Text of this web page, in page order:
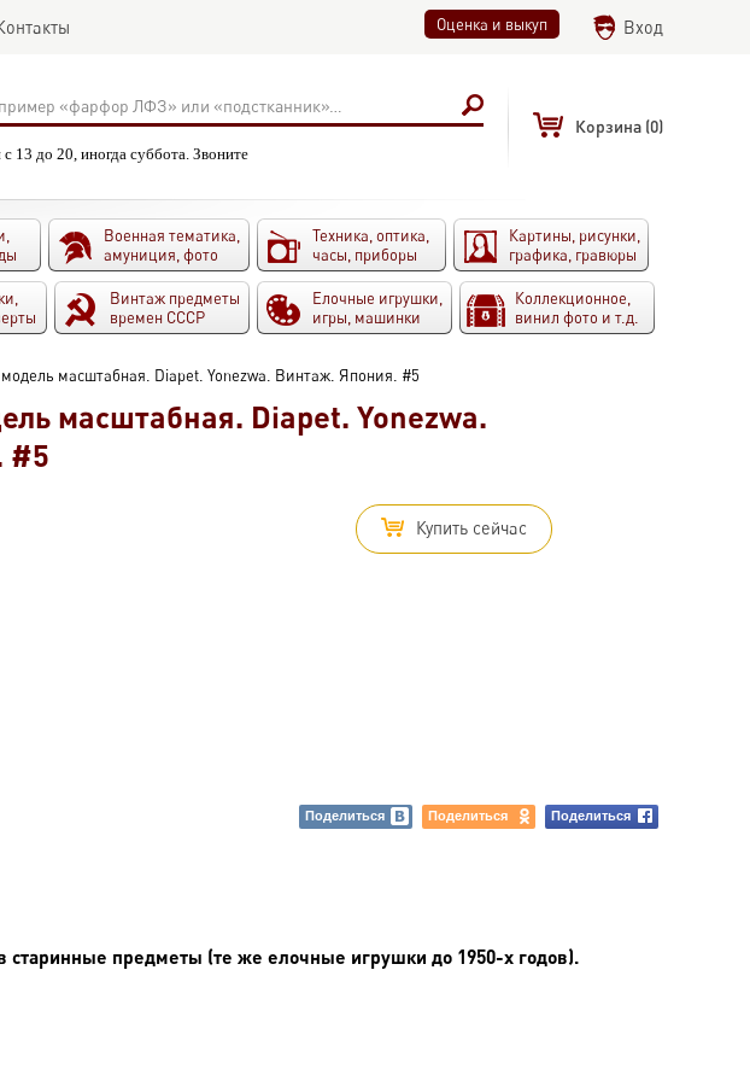
Оценка и выкуп Вход
13 до 20, иногда суббота. Звоните
Корзина (0)
Военная тематика,
амуниция, фото
Техника, оптика,
часы, приборы
Картины, рисунки,
графика, гравюры
Винтаж предметы
времен СССР
Елочные игрушки,
игры, машинки
Коллекционное,
винил фото и т.д.
модель масштабная. Diapet. Yonezwa. Винтаж. Япония. #5
масштабная. Diapet. Yonezwa.
#5
Купить сейчас
Поделиться Поделиться Поделиться
старинные предметы (те же елочные игрушки до 1950-х годов).